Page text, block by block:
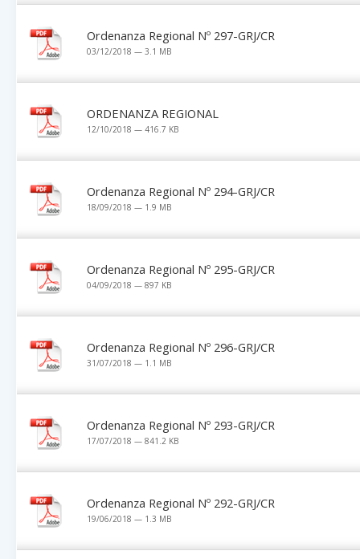
Ordenanza Regional Nº 297-GRJ/CR
03/12/2018 — 3.1 MB
ORDENANZA REGIONAL
12/10/2018 — 416.7 KB
Ordenanza Regional Nº 294-GRJ/CR
18/09/2018 — 1.9 MB
Ordenanza Regional Nº 295-GRJ/CR
04/09/2018 — 897 KB
Ordenanza Regional Nº 296-GRJ/CR
31/07/2018 — 1.1 MB
Ordenanza Regional Nº 293-GRJ/CR
17/07/2018 — 841.2 KB
Ordenanza Regional Nº 292-GRJ/CR
19/06/2018 — 1.3 MB